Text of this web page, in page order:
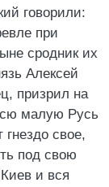
говорили:
при
сродник их
Алексей
призрил на
малую Русь
свое,
под свою
и вся